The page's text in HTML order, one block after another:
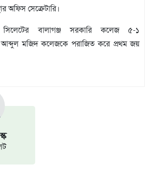
অফিস সেক্রেটারি।
সিলেটের বালাগঞ্জ সরকারি কলেজ ৫-১
আব্দুল মজিদ কলেজকে পরাজিত করে প্রথম জয়